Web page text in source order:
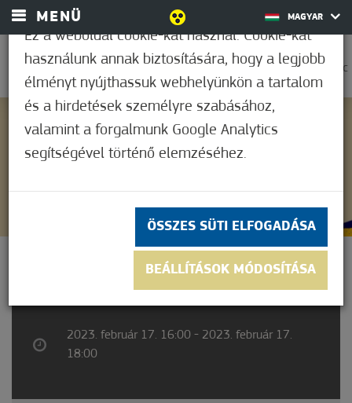
MENÜ MAGYAR
0
30,6°C
Nem értékelt
HATÁRTALAN KAVALKÁD
2023. február 17. 16:00 - 2023. február 17.
18:00
Ez a weboldal cookie-kat használ. Cookie-kat
használunk annak biztosítására, hogy a legjobb
élményt nyújthassuk webhelyünkön a tartalom
és a hirdetések személyre szabásához,
valamint a forgalmunk Google Analytics
segítségével történő elemzéséhez.
ÖSSZES SÜTI ELFOGADÁSA
BEÁLLÍTÁSOK MÓDOSÍTÁSA